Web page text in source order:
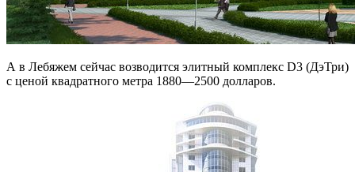
А в Лебяжем сейчас возводится элитный комплекс D3 (ДэТри)
с ценой квадратного метра 1880—2500 долларов.